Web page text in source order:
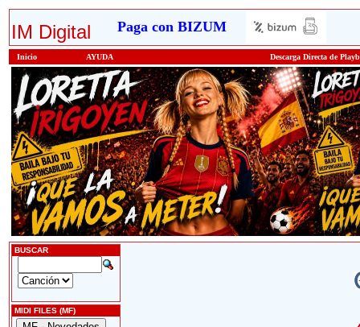
IM Digital Paga con BIZUM
Inicio AYUDA Descarga Directa de
BUSCAR
MIDI FILES (MF)